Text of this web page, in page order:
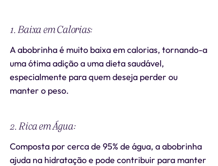
1. Baixa em Calorias:
A abobrinha é muito baixa em calorias, tornando-a
uma ótima adição a uma dieta saudável,
especialmente para quem deseja perder ou
manter o peso.
2. Rica em Água:
Composta por cerca de 95% de água, a abobrinha
ajuda na hidratação e pode contribuir para manter